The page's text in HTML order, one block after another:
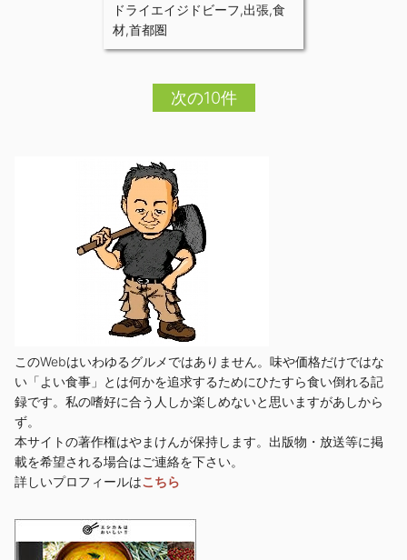
ドライエイジドビーフ,出張,食
材,首都圏
次の10件
このWebはいわゆるグルメではありません。味や価格だけではな
い「よい食事」とは何かを追求するためにひたすら食い倒れる記
録です。私の嗜好に合う人しか楽しめないと思いますがあしから
ず。
本サイトの著作権はやまけんが保持します。出版物・放送等に掲
載を希望される場合はご連絡を下さい。
詳しいプロフィールはこちら